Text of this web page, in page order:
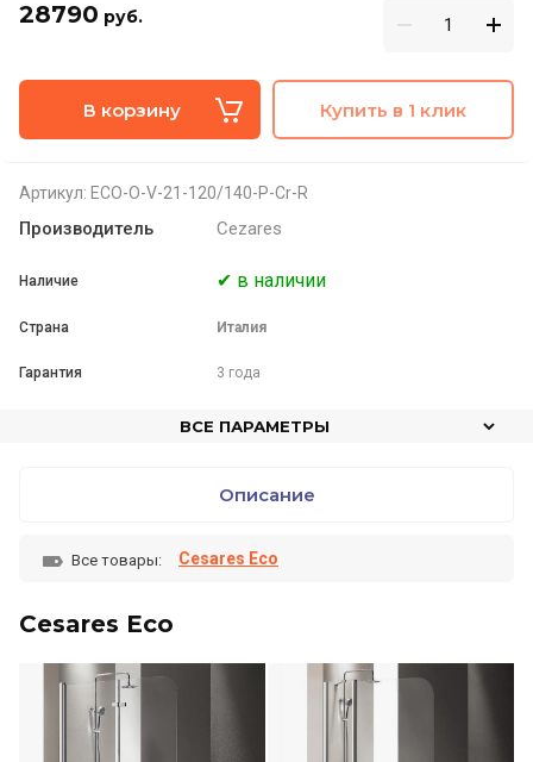
28790 руб.
В корзину Купить в 1 клик
Артикул: ECO-O-V-21-120/140-P-Cr-R
Производитель Cezares
Наличие ✔ в наличии
Страна Италия
Гарантия 3 года
ВСЕ ПАРАМЕТРЫ
Описание
Все товары: Cesares Eco
Cesares Eco